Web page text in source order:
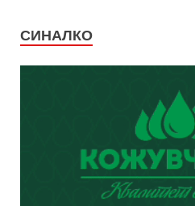
СИНАЛКО